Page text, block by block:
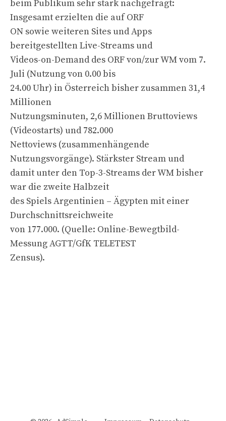
beim Publikum sehr stark nachgefragt:
Insgesamt erzielten die auf ORF
ON sowie weiteren Sites und Apps
bereitgestellten Live-Streams und
Videos-on-Demand des ORF von/zur WM vom 7.
Juli (Nutzung von 0.00 bis
24.00 Uhr) in Österreich bisher zusammen 31,4
Millionen
Nutzungsminuten, 2,6 Millionen Bruttoviews
(Videostarts) und 782.000
Nettoviews (zusammenhängende
Nutzungsvorgänge). Stärkster Stream und
damit unter den Top-3-Streams der WM bisher
war die zweite Halbzeit
des Spiels Argentinien – Ägypten mit einer
Durchschnittsreichweite
von 177.000. (Quelle: Online-Bewegtbild-
Messung AGTT/GfK TELETEST
Zensus).